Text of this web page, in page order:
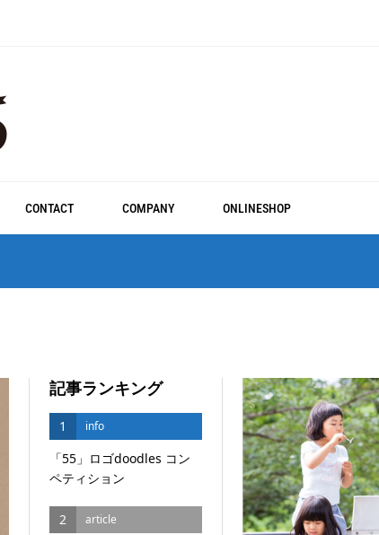
CONTACT COMPANY ONLINESHOP
記事ランキング
1 info
「55」ロゴdoodles コン
ペティション
2 article